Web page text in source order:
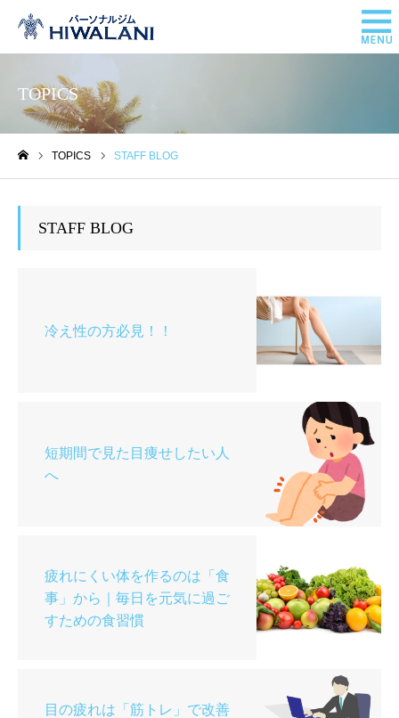
TOPICS
TOPICS STAFF BLOG
STAFF BLOG
冷え性の方必見！！
短期間で見た目痩せしたい人
へ
疲れにくい体を作るのは「食
事」から｜毎日を元気に過ご
すための食習慣
目の疲れは「筋トレ」で改善